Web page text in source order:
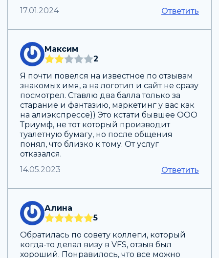
17.01.2024
Ответить
Максим
2
Я почти повелся на известное по отзывам
знакомых имя, а на логотип и сайт не сразу
посмотрел. Ставлю два балла только за
старание и фантазию, маркетинг у вас как
на алиэкспрессе)) Это кстати бывшее ООО
Триумф, не тот который производит
туалетную бумагу, но после общения
понял, что близко к тому. От услуг
отказался.
14.05.2023
Ответить
Алина
5
Обратилась по совету коллеги, который
когда-то делал визу в VFS, отзыв был
хороший. Понравилось, что все можно